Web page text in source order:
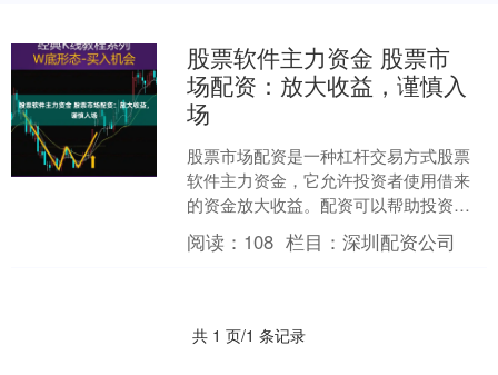
股票软件主力资金 股票市
场配资：放大收益，谨慎入
场
股票市场配资是一种杠杆交易方式股票
软件主力资金，它允许投资者使用借来
的资金放大收益。配资可以帮助投资者
在短时间内获得更高的回报，但同时也
伴随着更高的风险。 * ....
阅读： 108 栏目：深圳配资公司
共 1 页/1 条记录